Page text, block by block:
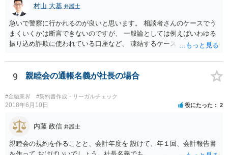
の委託、受取人からの金銭債権の譲受けその他これらに類する方法に
より、当該金銭債権に係る債務者又は当該債務者からの委託（二以上
の段階にわたる委託を含む。）その他これに類する方法により支払を
行う者から弁済として資金を受け入れ、又は他の者に受け入れさせ、
当該受取人に当該資金を移動させる行為（当該資金を当該受取人に交
く。）であることその他の内閣府令で定める要件を満たすものは、為
村山 大基 弁護士
急いで警察に行かれるのが良いと思います。 相談者さんのケースでう
まくいくかは断言できないのですが、 一般論としては例えばいわゆる
振り込め詐欺に使われている口座など、 凍結するケースもありますの
9 親睦会の通帳名義が社長の場合
#金融業界 #契約書作成・リーガルチェック
2018年6月10日 役にたった 2
内藤 政信 弁護士
親睦会の規約を作ることと、会計年度を 設けて、年１回、会計報告書
を作って おけばいいでしょう。社長名義でも。